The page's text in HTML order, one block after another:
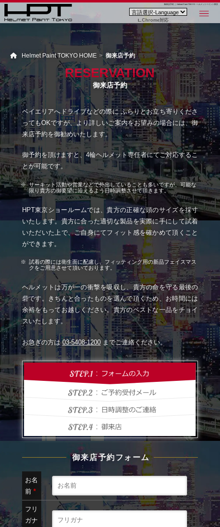
御来店予約 ｜ Helmet Paint TOKYO - ヘルメットペイント東京
Chrome対応
Helmet Paint TOKYO HOME 御来店予約
RESERVATION
御来店予約
ベイエリアへドライブなどの際に ふらりとお立ち寄りくださ
ってもOKですが、より詳しいご案内をお望みの場合には、御
来店予約を御勧めいたします。
御予約を頂けますと、4輪ヘルメット専任者にてご対応するこ
とが可能です。
サーキット活動や営業などで外出していることも多いですが、可能な
限り貴方の御要望に沿えるよう日時調整させて頂きます。
HPT東京ショールームでは、貴方の正確な頭のサイズを採寸
いたします。貴方に合った適切な製品を実際に手にして試着
いただいた上で、ご自身にてフィット感を確かめて頂くこと
ができます。
試着の際には衛生面に配慮し、フィッティング用の新品フェイスマス
クをご用意させて頂いております。
ヘルメットは万が一の衝撃を吸収し、貴方の命を守る最後の
砦です。きちんと合ったものを選んで頂くため、お時間には
余裕をもってお越しください。貴方のベストな一品をチョイ
スいたします。
お急ぎの方は03-5408-1200までご連絡ください。
御来店予約フォーム
お名
前*
フリ
ガナ